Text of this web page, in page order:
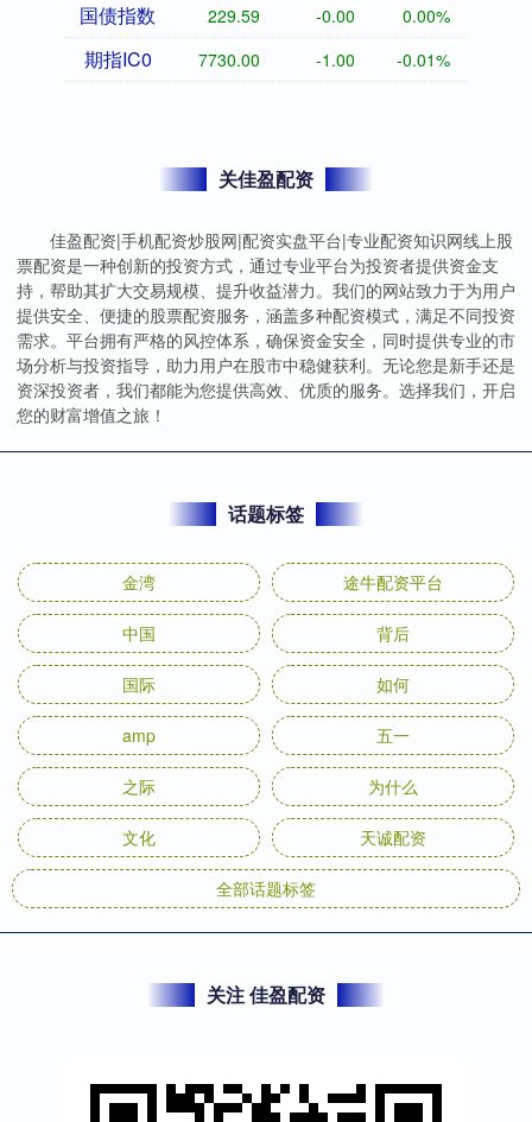
国债指数 229.59 -0.00 0.00%
期指IC0 7730.00 -1.00 -0.01%
关佳盈配资
佳盈配资|手机配资炒股网|配资实盘平台|专业配资知识网线上股
票配资是一种创新的投资方式，通过专业平台为投资者提供资金支
持，帮助其扩大交易规模、提升收益潜力。我们的网站致力于为用户
提供安全、便捷的股票配资服务，涵盖多种配资模式，满足不同投资
需求。平台拥有严格的风控体系，确保资金安全，同时提供专业的市
场分析与投资指导，助力用户在股市中稳健获利。无论您是新手还是
资深投资者，我们都能为您提供高效、优质的服务。选择我们，开启
您的财富增值之旅！
话题标签
金湾 途牛配资平台
中国 背后
国际 如何
amp 五一
之际 为什么
文化 天诚配资
全部话题标签
关注 佳盈配资